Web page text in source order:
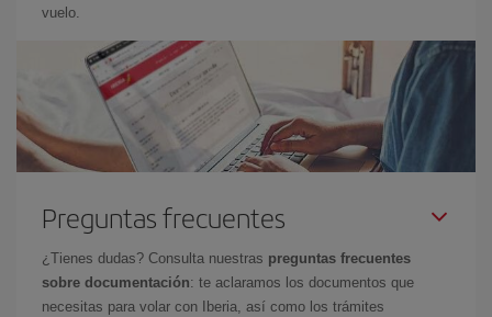
vuelo.
Preguntas frecuentes
¿Tienes dudas? Consulta nuestras preguntas frecuentes
sobre documentación: te aclaramos los documentos que
necesitas para volar con Iberia, así como los trámites